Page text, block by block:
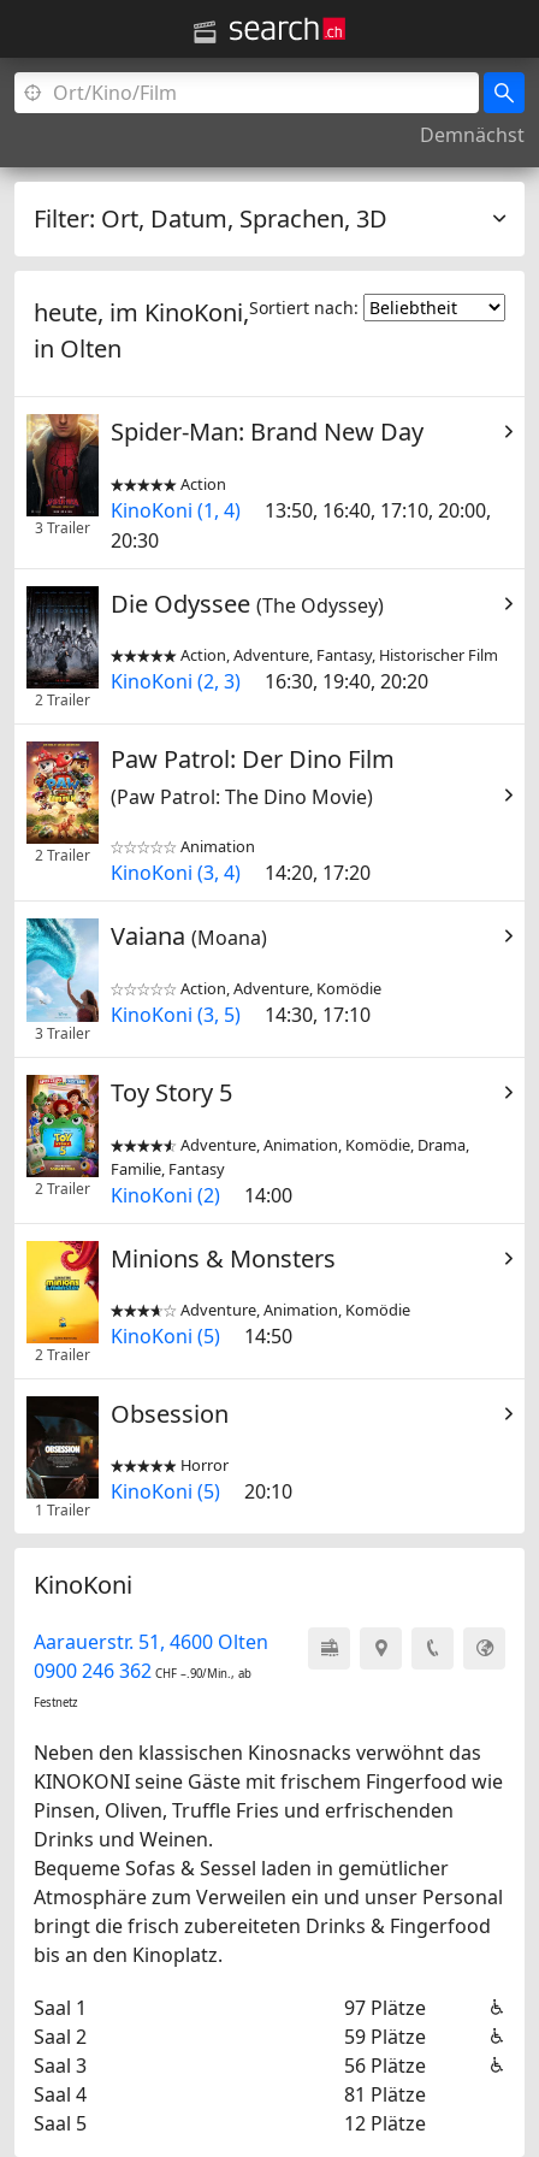
Demnächst
Filter: Ort, Datum, Sprachen, 3D
Sortiert nach:
heute, im KinoKoni,
in Olten
3 Trailer
Spider-Man: Brand New Day

 Action
KinoKoni (1, 4)
13:50, 16:40, 17:10, 20:00,
20:30
2 Trailer
Die Odyssee (The Odyssey)

 Action, Adventure, Fantasy, Historischer Film
KinoKoni (2, 3) 16:30, 19:40, 20:20
2 Trailer
Paw Patrol: Der Dino Film
(Paw Patrol: The Dino Movie)

 Animation
KinoKoni (3, 4) 14:20, 17:20
3 Trailer
Vaiana (Moana)

 Action, Adventure, Komödie
KinoKoni (3, 5) 14:30, 17:10
2 Trailer
Toy Story 5

 Adventure, Animation, Komödie, Drama,
Familie, Fantasy
KinoKoni (2) 14:00
2 Trailer
Minions & Monsters

 Adventure, Animation, Komödie
KinoKoni (5) 14:50
1 Trailer
Obsession

 Horror
KinoKoni (5) 20:10
KinoKoni
Aarauerstr. 51, 4600 Olten
0900 246 362 CHF –.90/Min., ab
Festnetz
Neben den klassischen Kinosnacks verwöhnt das
KINOKONI seine Gäste mit frischem Fingerfood wie
Pinsen, Oliven, Truffle Fries und erfrischenden
Drinks und Weinen.
Bequeme Sofas & Sessel laden in gemütlicher
Atmosphäre zum Verweilen ein und unser Personal
bringt die frisch zubereiteten Drinks & Fingerfood
bis an den Kinoplatz.
Saal 1
97 Plätze
Saal 2
59 Plätze
Saal 3
56 Plätze
Saal 4
81 Plätze
Saal 5
12 Plätze